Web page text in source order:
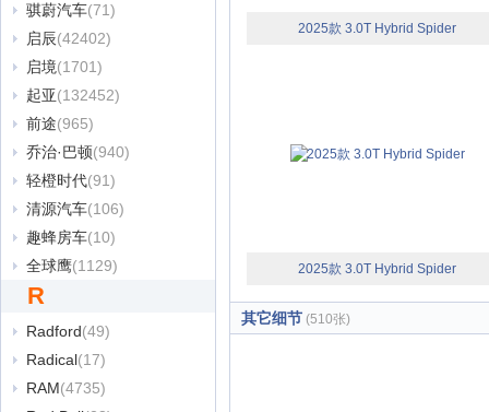
骐蔚汽车(71)
启辰(42402)
启境(1701)
起亚(132452)
前途(965)
乔治·巴顿(940)
轻橙时代(91)
清源汽车(106)
趣蜂房车(10)
全球鹰(1129)
R
Radford(49)
Radical(17)
RAM(4735)
2025款 3.0T Hybrid Spider
2025款 3.0T Hybrid Spider
其它细节 (510张)